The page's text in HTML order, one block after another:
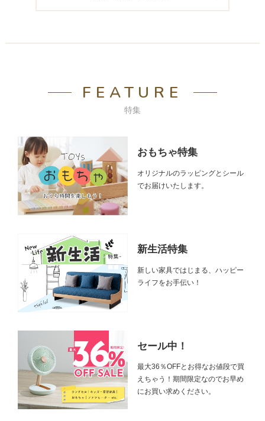
FEATURE
特集
おもちゃ特集
オリジナルのラッピングとシール
でお届けいたします。
新生活特集
新しい家具ではじまる、ハッピー
ライフをお手伝い！
セール中！
最大36％OFFとお得なお値段で買
えちゃう！期間限定なのでお早め
にお買い求めください。